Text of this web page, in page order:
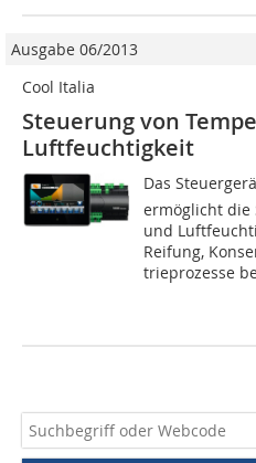
Ausgabe 06/2013
Cool Italia
Steuerung von
Luftfeuchtigkeit
Das
ermöglicht die
und
Reifung,
trieprozesse